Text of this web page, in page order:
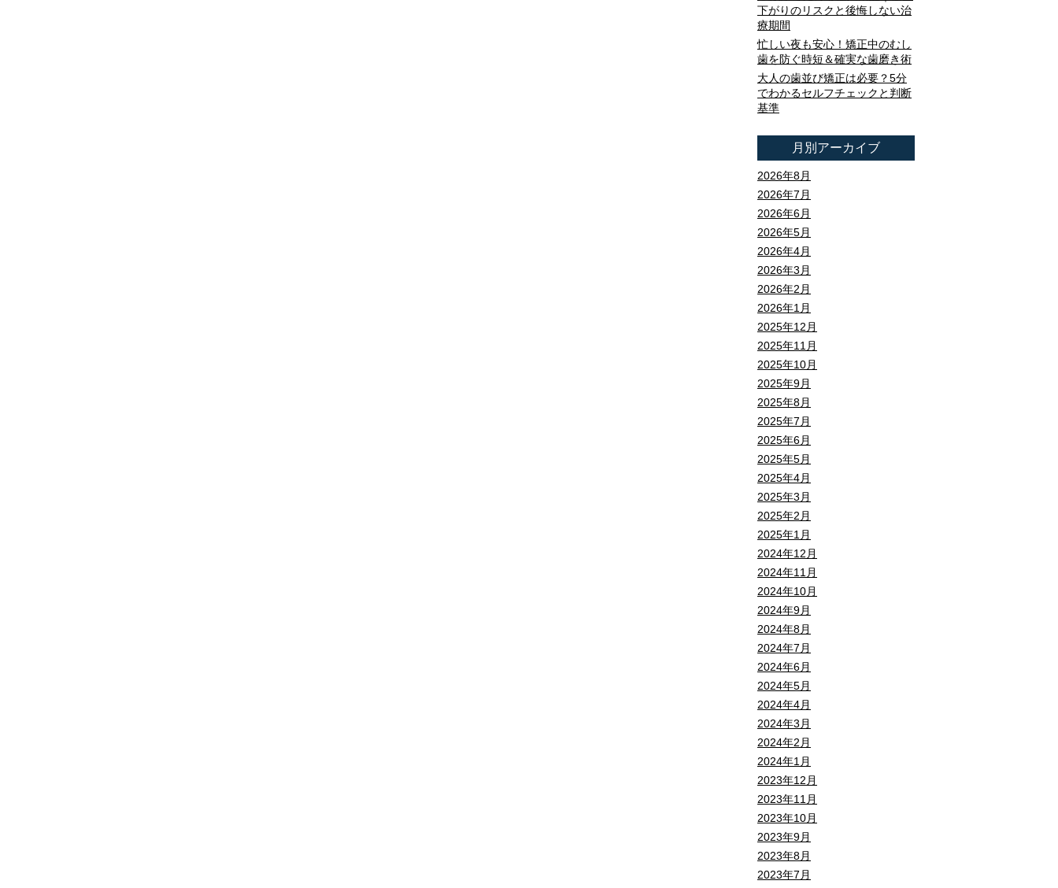
下がりのリスクと後悔しない治
療期間
忙しい夜も安心！矯正中のむし
歯を防ぐ時短＆確実な歯磨き術
大人の歯並び矯正は必要？5分
でわかるセルフチェックと判断
基準
月別アーカイブ
2026年8月
2026年7月
2026年6月
2026年5月
2026年4月
2026年3月
2026年2月
2026年1月
2025年12月
2025年11月
2025年10月
2025年9月
2025年8月
2025年7月
2025年6月
2025年5月
2025年4月
2025年3月
2025年2月
2025年1月
2024年12月
2024年11月
2024年10月
2024年9月
2024年8月
2024年7月
2024年6月
2024年5月
2024年4月
2024年3月
2024年2月
2024年1月
2023年12月
2023年11月
2023年10月
2023年9月
2023年8月
2023年7月